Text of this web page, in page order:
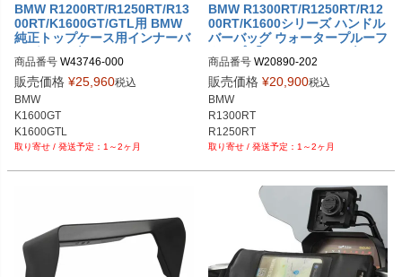
BMW R1200RT/R1250RT/R13
00RT/K1600GT/GTL用 BMW
純正トップケース用インナーバ
ッグ ワンダーリッヒ
商品番号 W43746-000
販売価格 ¥25,960税込
BMW
K1600GT
K1600GTL
R1200RT LC 水冷 1～2ヶ月
BMW R1300RT/R1250RT/R12
00RT/K1600シリーズ ハンドル
バーバッグ ウォータープルーフ
タイプ 「MEDIA」 ワンダーリ
ッヒ
商品番号 W20890-202
販売価格 ¥20,900税込
BMW
R1300RT
R1250RT
R1200RT
1～2ヶ月